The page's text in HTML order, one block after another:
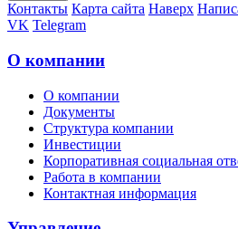
Контакты Карта сайта Наверх
VK Telegram
О компании
О компании
Документы
Структура компании
Инвестиции
Корпоративная социальная
Работа в компании
Контактная информация